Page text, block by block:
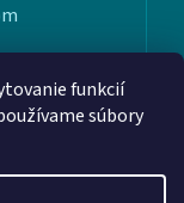
funkcií
súbory
Vráble